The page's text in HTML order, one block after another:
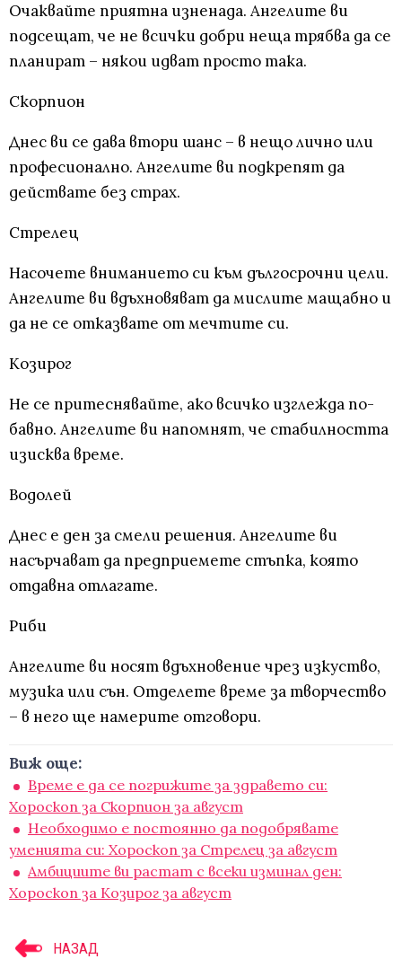
Очаквайте приятна изненада. Ангелите ви
подсещат, че не всички добри неща трябва да се
планират – някои идват просто така.
Скорпион
Днес ви се дава втори шанс – в нещо лично или
професионално. Ангелите ви подкрепят да
действате без страх.
Стрелец
Насочете вниманието си към дългосрочни цели.
Ангелите ви вдъхновяват да мислите мащабно и
да не се отказвате от мечтите си.
Козирог
Не се притеснявайте, ако всичко изглежда по-
бавно. Ангелите ви напомнят, че стабилността
изисква време.
Водолей
Днес е ден за смели решения. Ангелите ви
насърчават да предприемете стъпка, която
отдавна отлагате.
Риби
Ангелите ви носят вдъхновение чрез изкуство,
музика или сън. Отделете време за творчество
– в него ще намерите отговори.
Виж още:
Време е да се погрижите за здравето си:
Хороскоп за Скорпион за август
Необходимо е постоянно да подобрявате
уменията си: Хороскоп за Стрелец за август
Амбициите ви растат с всеки изминал ден:
Хороскоп за Козирог за август
НАЗАД